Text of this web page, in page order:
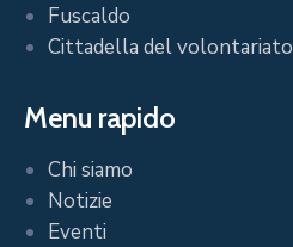
Fuscaldo
Cittadella del volontariato
Menu rapido
Chi siamo
Notizie
Eventi